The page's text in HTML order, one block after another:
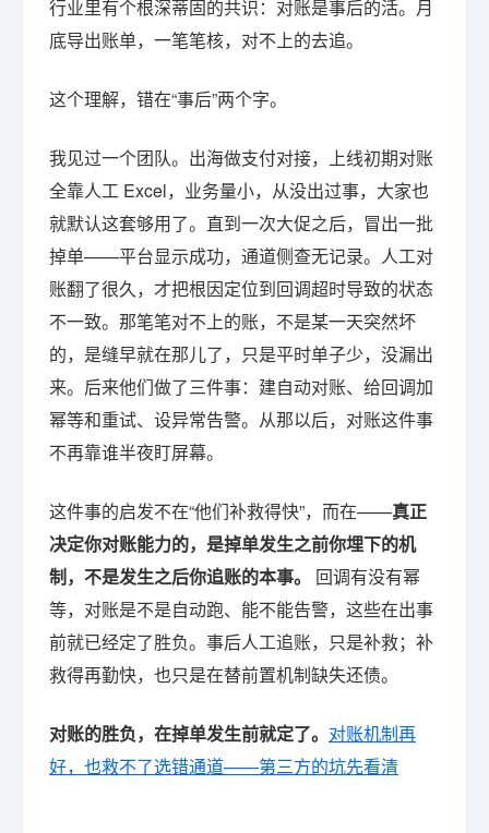
行业里有个根深蒂固的共识：对账是事后的活。月
底导出账单，一笔笔核，对不上的去追。
这个理解，错在“事后”两个字。
我见过一个团队。出海做支付对接，上线初期对账
全靠人工 Excel，业务量小，从没出过事，大家也
就默认这套够用了。直到一次大促之后，冒出一批
掉单——平台显示成功，通道侧查无记录。人工对
账翻了很久，才把根因定位到回调超时导致的状态
不一致。那笔笔对不上的账，不是某一天突然坏
的，是缝早就在那儿了，只是平时单子少，没漏出
来。后来他们做了三件事：建自动对账、给回调加
幂等和重试、设异常告警。从那以后，对账这件事
不再靠谁半夜盯屏幕。
这件事的启发不在“他们补救得快”，而在——真正
决定你对账能力的，是掉单发生之前你埋下的机
制，不是发生之后你追账的本事。
回调有没有幂
等，对账是不是自动跑、能不能告警，这些在出事
前就已经定了胜负。事后人工追账，只是补救；补
救得再勤快，也只是在替前置机制缺失还债。
对账的胜负，在掉单发生前就定了。 对账机制再
好，也救不了选错通道——第三方的坑先看清